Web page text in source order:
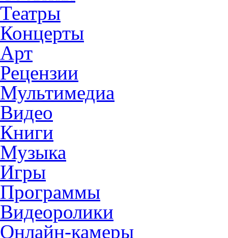
Театры
Концерты
Арт
Рецензии
Мультимедиа
Видео
Книги
Музыка
Игры
Программы
Видеоролики
Онлайн-камеры